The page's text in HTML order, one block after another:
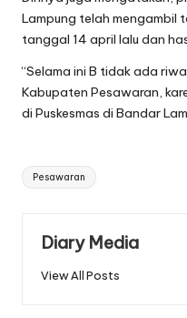
Lampung telah mengambil
tanggal 14 april lalu dan
“Selama ini B tidak ada
Kabupaten Pesawaran,
di Puskesmas di Bandar
Tags:
Pesawaran
Diary Media
View All Posts